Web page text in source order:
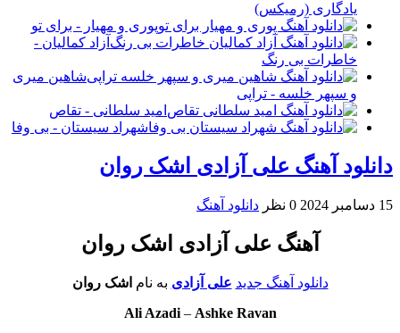
یادگاری (رمیکس)
پوری و مهیار - برای تو
آزاد کمالیان -
خاطرات بی رنگ
شاهین میری
و سپهر خلسه - تراپی
امید سلطانی - تقاص
شهراد سیستان - بی وفا
دانلود آهنگ علی آزادی اشک روان
15 دسامبر 2024 0 نظر دانلود آهنگ
آهنگ علی آزادی اشک روان
دانلود آهنگ جدید علی آزادی به نام اشک روان
Ali Azadi– Ashke Ravan